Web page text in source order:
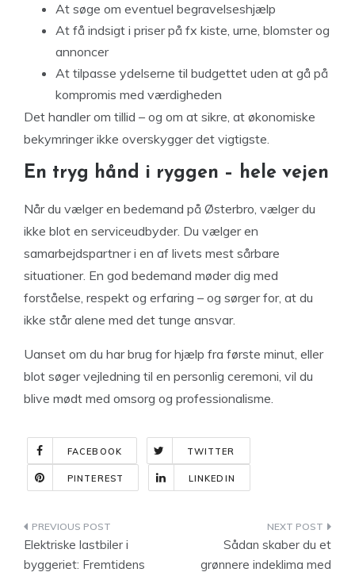
At søge om eventuel begravelseshjælp
At få indsigt i priser på fx kiste, urne, blomster og
annoncer
At tilpasse ydelserne til budgettet uden at gå på
kompromis med værdigheden
Det handler om tillid – og om at sikre, at økonomiske
bekymringer ikke overskygger det vigtigste.
En tryg hånd i ryggen – hele vejen
Når du vælger en bedemand på Østerbro, vælger du
ikke blot en serviceudbyder. Du vælger en
samarbejdspartner i en af livets mest sårbare
situationer. En god bedemand møder dig med
forståelse, respekt og erfaring – og sørger for, at du
ikke står alene med det tunge ansvar.
Uanset om du har brug for hjælp fra første minut, eller
blot søger vejledning til en personlig ceremoni, vil du
blive mødt med omsorg og professionalisme.
FACEBOOK TWITTER
PINTEREST LINKEDIN
Indlægsnavigation
Elektriske lastbiler i
byggeriet: Fremtidens
Sådan skaber du et
grønnere indeklima med